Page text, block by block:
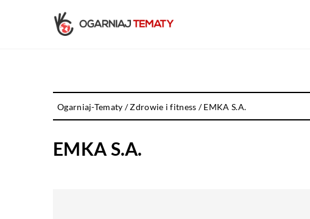
Ogarniaj-Tematy /Zdrowie i fitness /EMKA S.A.
EMKA S.A.